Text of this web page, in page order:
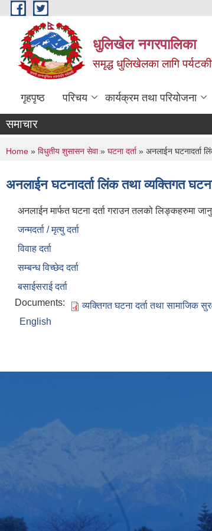
Skip to main content
धुलिखेल नगरपालिका
समृद्ध धुलिखेलका लागि
गृहपृष्ठ परिचय कार्यक्रम तथा परियोजना
समाचार
You are here
Home » विधुतीय शुसासन सेवा» घटना दर्ता» अनलाईन घटनादर्ता
अनलाईन घटनादर्ता लिंक तथा व्यक्तिगत
अनलाईन मार्फत घटना दर्ता गराउन तलको लिङ्कहरुमा
जन्मदर्ता / मृत्यु दर्ता
विवाह दर्ता
सम्बन्ध विच्छेद दर्ता
बसाईसराई दर्ता
Documents:
व्यक्तिगत घटना दर्ता तथा सामाजिक
English